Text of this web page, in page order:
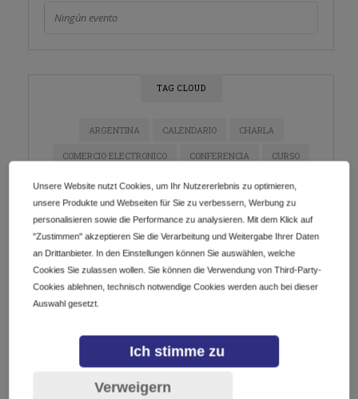
Ningún evento
TAG CLOUD
ARGENTINA CALENDARIO CHARLA
COMERCIO ELECTRONICO CONFERENCIA CURSO
DIGITALIZACIÓN DOMINIOS E-COMMERCE
ECOMMERCE EMPRENDEDORES EMPRENDIMIENTO
ESTRATEGIA DE MARKETING EVENTO
EVENTO EN LÍNEA EVENTOS GETDOTLTDA
GETDOTSRL ICANN INDUSTRIA DE DOMINIOS
INNOVACIÓN
MARKETING MARKETING DE CONTENIDO
MARKETING DIGITAL MÉXICO
NETWORKING PYMES
Unsere Website nutzt Cookies, um Ihr Nutzererlebnis zu optimieren,
unsere Produkte und Webseiten für Sie zu verbessern, Werbung zu
personalisieren sowie die Performance zu analysieren. Mit dem Klick auf
"Zustimmen" akzeptieren Sie die Verarbeitung und Weitergabe Ihrer Daten
an Drittanbieter. In den Einstellungen können Sie auswählen, welche
Cookies Sie zulassen wollen. Sie können die Verwendung von Third-Party-
Cookies ablehnen, technisch notwendige Cookies werden auch bei dieser
Auswahl gesetzt.
Ich stimme zu
Verweigern